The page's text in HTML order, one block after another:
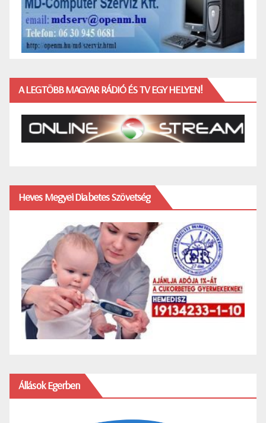
A LEGTÖBB MAGYAR RÁDIÓ ÉS TV EGY HELYEN!
Heves Megyei Diabetes Szövetség
Állások Egerben